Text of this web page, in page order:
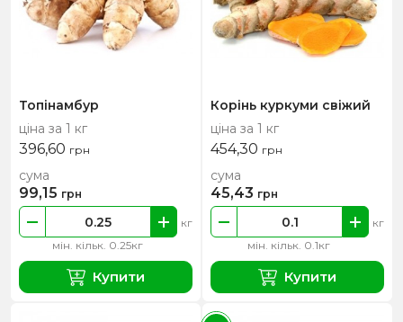
Топінамбур
ціна за 1 кг
396,60 грн
мін. кільк. 0.25кг
кг
сума
99,15 грн
Купити
Корінь куркуми свіжий
ціна за 1 кг
454,30 грн
мін. кільк. 0.1кг
кг
сума
45,43 грн
Купити